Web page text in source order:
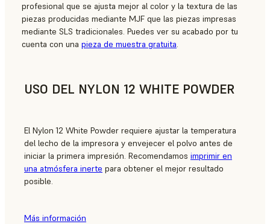
profesional que se ajusta mejor al color y la textura de las
piezas producidas mediante MJF que las piezas impresas
mediante SLS tradicionales. Puedes ver su acabado por tu
cuenta con una pieza de muestra gratuita.
USO DEL NYLON 12 WHITE POWDER
El Nylon 12 White Powder requiere ajustar la temperatura
del lecho de la impresora y envejecer el polvo antes de
iniciar la primera impresión. Recomendamos imprimir en
una atmósfera inerte para obtener el mejor resultado
posible.
Más información